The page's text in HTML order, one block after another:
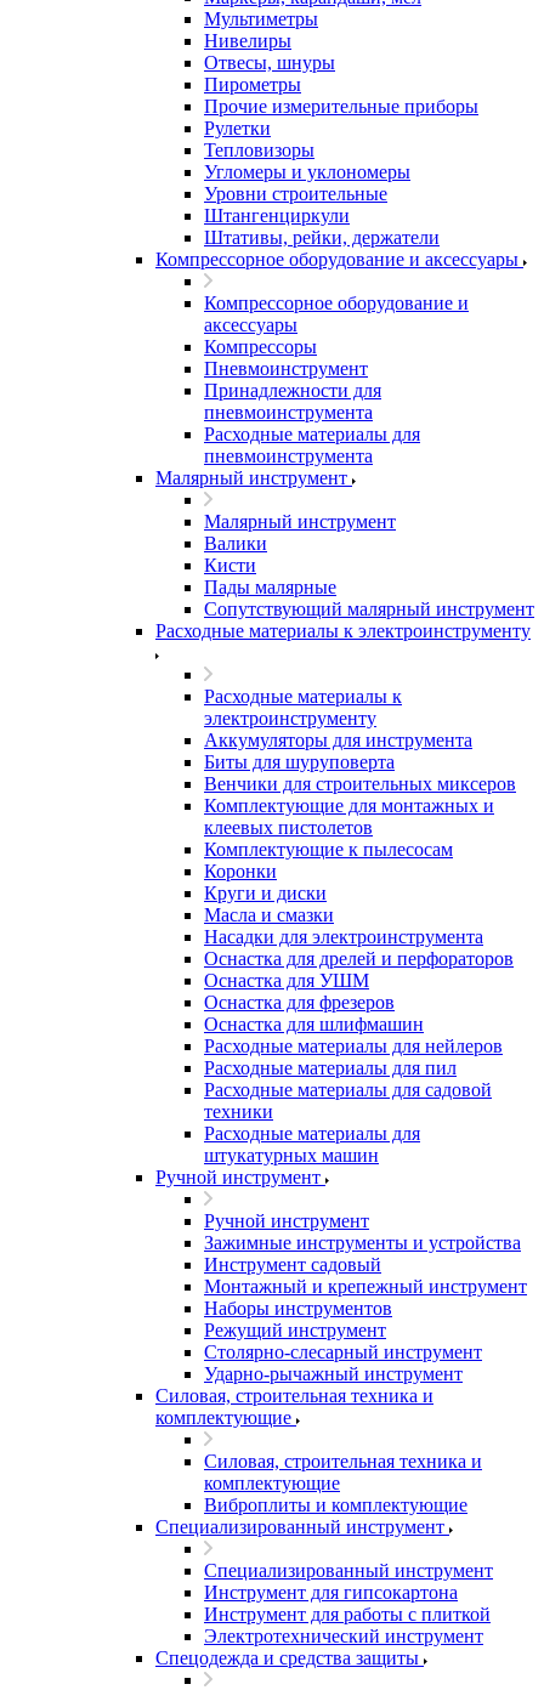
Мультиметры
Нивелиры
Отвесы, шнуры
Пирометры
Прочие измерительные приборы
Рулетки
Тепловизоры
Угломеры и уклономеры
Уровни строительные
Штангенциркули
Штативы, рейки, держатели
Компрессорное оборудование и аксессуары
Компрессорное оборудование и
аксессуары
Компрессоры
Пневмоинструмент
Принадлежности для
пневмоинструмента
Расходные материалы для
пневмоинструмента
Малярный инструмент
Малярный инструмент
Валики
Кисти
Пады малярные
Сопутствующий малярный инструмент
Расходные материалы к электроинструменту
Расходные материалы к
электроинструменту
Аккумуляторы для инструмента
Биты для шуруповерта
Венчики для строительных миксеров
Комплектующие для монтажных и
клеевых пистолетов
Комплектующие к пылесосам
Коронки
Круги и диски
Масла и смазки
Насадки для электроинструмента
Оснастка для дрелей и перфораторов
Оснастка для УШМ
Оснастка для фрезеров
Оснастка для шлифмашин
Расходные материалы для нейлеров
Расходные материалы для пил
Расходные материалы для садовой
техники
Расходные материалы для
штукатурных машин
Ручной инструмент
Ручной инструмент
Зажимные инструменты и устройства
Инструмент садовый
Монтажный и крепежный инструмент
Наборы инструментов
Режущий инструмент
Столярно-слесарный инструмент
Ударно-рычажный инструмент
Силовая, строительная техника и
комплектующие
Силовая, строительная техника и
комплектующие
Виброплиты и комплектующие
Специализированный инструмент
Специализированный инструмент
Инструмент для гипсокартона
Инструмент для работы с плиткой
Электротехнический инструмент
Спецодежда и средства защиты